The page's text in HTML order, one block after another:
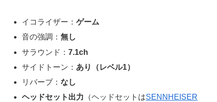
イコライザー：ゲーム
音の強調：無し
サラウンド：7.1ch
サイドトーン： あり（レベル1）
リバーブ：なし
ヘッドセット出力 （ヘッドセットはSENNHEISER